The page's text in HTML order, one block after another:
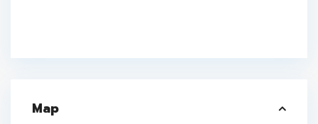
Map